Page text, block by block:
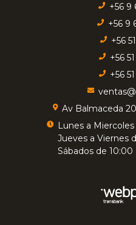
+56 9
+56 9
+56
+56
+56
Av Balmaceda
Lunes a
Jueves a Viernes
Sábados de 10:00